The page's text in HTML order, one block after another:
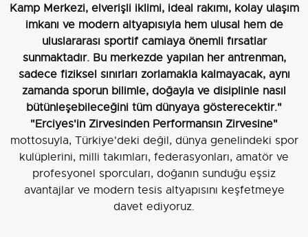
Kamp Merkezi, elverişli iklimi, ideal rakımı, kolay ulaşım
imkanı ve modern altyapısıyla hem ulusal hem de
uluslararası sportif camiaya önemli fırsatlar
sunmaktadır. Bu merkezde yapılan her antrenman,
sadece fiziksel sınırları zorlamakla kalmayacak, aynı
zamanda sporun bilimle, doğayla ve disiplinle nasıl
bütünleşebileceğini tüm dünyaya gösterecektir."
"Erciyes'in Zirvesinden Performansın Zirvesine"
mottosuyla, Türkiye'deki değil, dünya genelindeki spor
kulüplerini, milli takımları, federasyonları, amatör ve
profesyonel sporcuları, doğanın sunduğu eşsiz
avantajlar ve modern tesis altyapısını keşfetmeye
davet ediyoruz.